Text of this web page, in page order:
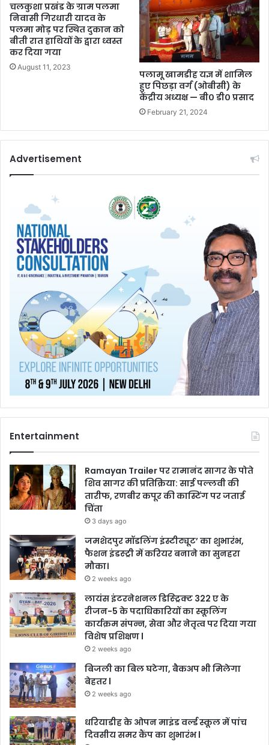
चलकुशा प्रखंड के ग्राम पलमा
निवासी गिरधारी यादव के
पलमा मोड़ पर स्थित दुकान को
बीती रात हाथियों के द्वारा ध्वस्त
कर दिया गया
August 11, 2023
पलामू खामडीह यज्ञ में शामिल
हुए पिछड़ा वर्ग (ओबीसी) के
केंद्रीय अध्यक्ष — बी० डी० प्रसाद
February 21, 2024
Advertisement
Entertainment
Ramayan Trailer पर रामानंद सागर के पोते
शिव सागर की प्रतिक्रिया: साई पल्लवी की
तारीफ, रणबीर कपूर की कास्टिंग पर जताई
चिंता
3 days ago
जमशेदपुर मॉडलिंग इंस्टीट्यूट’ का शुभारंभ,
फैशन इंडस्ट्री में करियर बनाने का सुनहरा
मौका।
2 weeks ago
लायंस इंटरनेशनल डिस्ट्रिक्ट 322 ए के
रीजन-5 के पदाधिकारियों का स्कूलिंग
कार्यक्रम संपन्न, सेवा और नेतृत्व पर दिया गया
विशेष प्रशिक्षण l
2 weeks ago
बिजली का बिल घटेगा, बैकअप भी मिलेगा
बेहतर l
2 weeks ago
धरियाडीह के ओपन माइंड वर्ल्ड स्कूल में पांच
दिवसीय समर कैंप का शुभारंभ l